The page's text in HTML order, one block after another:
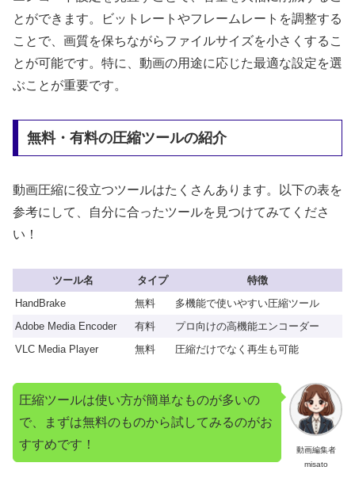
とができます。ビットレートやフレームレートを調整する
ことで、画質を保ちながらファイルサイズを小さくするこ
とが可能です。特に、動画の用途に応じた最適な設定を選
ぶことが重要です。
無料・有料の圧縮ツールの紹介
動画圧縮に役立つツールはたくさんあります。以下の表を
参考にして、自分に合ったツールを見つけてみてくださ
い！
ツール名 タイプ
特徴
HandBrake
無料
多機能で使いやすい圧縮ツール
Adobe Media Encoder
有料
プロ向けの高機能エンコーダー
VLC Media Player
無料 圧縮だけでなく再生も可能
動画編集者
misato
圧縮ツールは使い方が簡単なものが多いの
で、まずは無料のものから試してみるのがお
すすめです！